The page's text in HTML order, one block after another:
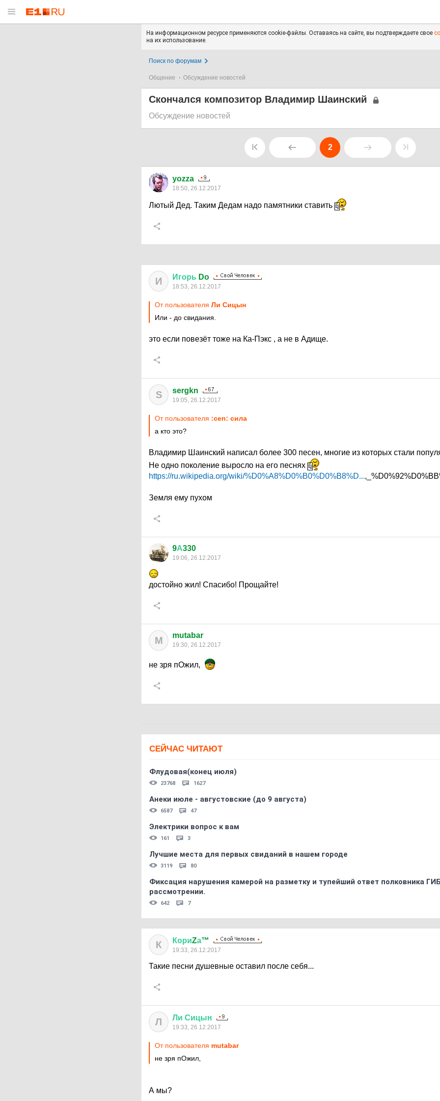
На информационном ресурсе применяются cookie-файлы. Оставаясь на сайте, вы подтверждаете свое
на их использование.
Поиск по форумам
Общение Обсуждение новостей
Скончался композитор Владимир Шаинский
Обсуждение новостей
2
yozza
18:50, 26.12.2017
Лютый Дед. Таким Дедам надо памятники ставить
И Игорь Do
18:53, 26.12.2017
От пользователя Ли Сицын
Или - до свидания.
это если повезёт тоже на Ка-Пэкс , а не в Адище.
S sergkn
19:05, 26.12.2017
От пользователя :cen: сила
а кто это?
Владимир Шаинский написал более 300 песен, многие из которых стали
Не одно поколение выросло на его песнях
https://ru.wikipedia.org/wiki/%D0%A8%D0%B0%D0%B8%D...
Земля ему пухом
9А330
19:06, 26.12.2017
достойно жил! Спасибо! Прощайте!
M mutabar
19:30, 26.12.2017
не зря пОжил,
СЕЙЧАС ЧИТАЮТ
Флудовая(конец июля)
23768 1627
Анеки июле - августовские (до 9 августа)
6587 47
Электрики вопрос к вам
161 3
Лучшие места для первых свиданий в нашем городе
3119 80
Фиксация нарушения камерой на разметку и тупейший ответ полковника
рассмотрении.
642 7
К КориZа™
19:33, 26.12.2017
Такие песни душевные оставил после себя...
Л Ли Сицын
19:33, 26.12.2017
От пользователя mutabar
не зря пОжил,
А мы?